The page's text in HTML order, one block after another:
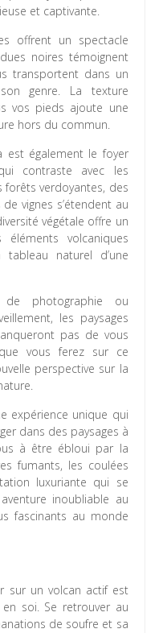
et captivante.
offrent un spectacle
noires témoignent
transportent dans un
genre. La texture
vos pieds ajoute une
hors du commun.
est également le foyer
contraste avec les
forêts verdoyantes, des
vignes s’étendent au
végétale offre un
volcaniques
naturel d’une
photographie ou
les paysages
pas de vous
vous ferez sur ce
perspective sur la
expérience unique qui
dans des paysages à
à être ébloui par la
fumants, les coulées
luxuriante qui se
inoubliable au
fascinants au monde
sur un volcan actif est
soi. Se retrouver au
de soufre et sa